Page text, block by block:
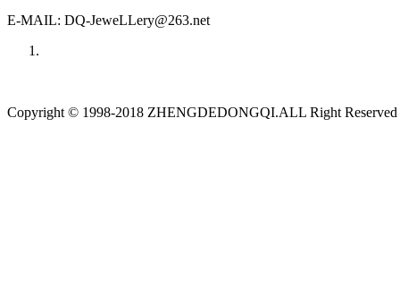
E-MAIL: DQ-JeweLLery@263.net
Copyright © 1998-2018 ZHENGDEDONGQI.ALL Right Reserved